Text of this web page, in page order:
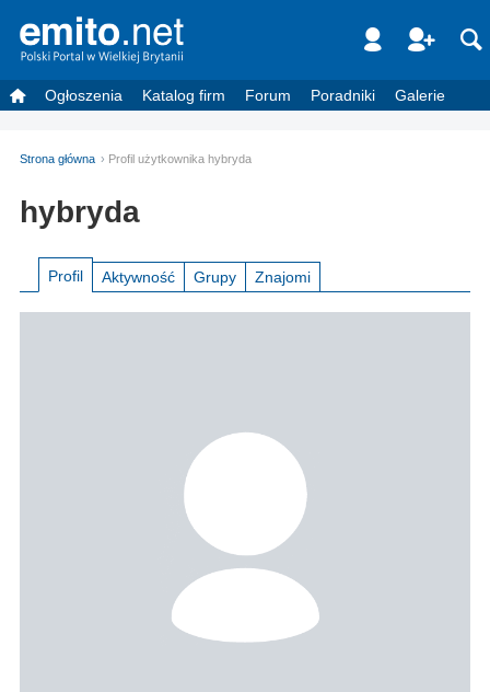
Ogłoszenia Katalog firm Forum Poradniki Galerie
Strona główna Profil użytkownika hybryda
hybryda
Profil Aktywność Grupy Znajomi